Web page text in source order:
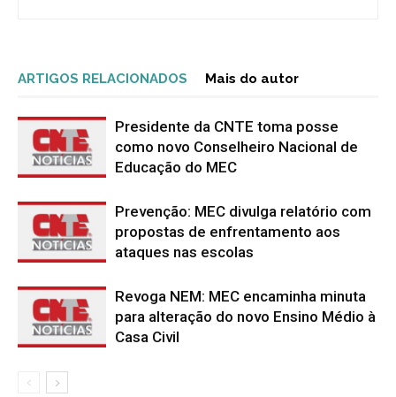
ARTIGOS RELACIONADOS Mais do autor
Presidente da CNTE toma posse
como novo Conselheiro Nacional de
Educação do MEC
Prevenção: MEC divulga relatório com
propostas de enfrentamento aos
ataques nas escolas
Revoga NEM: MEC encaminha minuta
para alteração do novo Ensino Médio à
Casa Civil